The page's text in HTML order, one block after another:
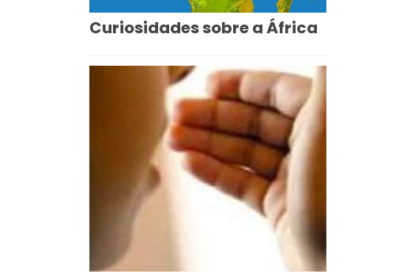
Curiosidades sobre a África